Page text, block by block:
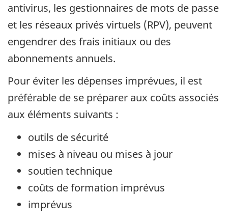
antivirus, les gestionnaires de mots de passe
et les réseaux privés virtuels (RPV), peuvent
engendrer des frais initiaux ou des
abonnements annuels.
Pour éviter les dépenses imprévues, il est
préférable de se préparer aux coûts associés
aux éléments suivants :
outils de sécurité
mises à niveau ou mises à jour
soutien technique
coûts de formation imprévus
imprévus